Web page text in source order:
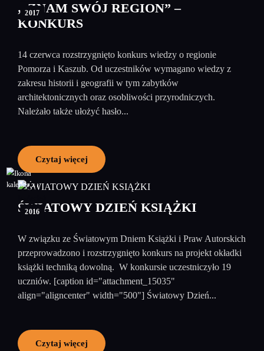
2017
„ ZNAM SWÓJ REGION” –
KONKURS
14 czerwca rozstrzygnięto konkurs wiedzy o regionie
Pomorza i Kaszub. Od uczestników wymagano wiedzy z
zakresu historii i geografii w tym zabytków
architektonicznych oraz osobliwości przyrodniczych.
Należało także ułożyć hasło...
Czytaj więcej
21
2016
ŚWIATOWY DZIEŃ KSIĄŻKI
W związku ze Światowym Dniem Książki i Praw Autorskich
przeprowadzono i rozstrzygnięto konkurs na projekt okładki
książki techniką dowolną. W konkursie uczestniczyło 19
uczniów. [caption id="attachment_15035"
align="aligncenter" width="500"] Światowy Dzień...
Czytaj więcej